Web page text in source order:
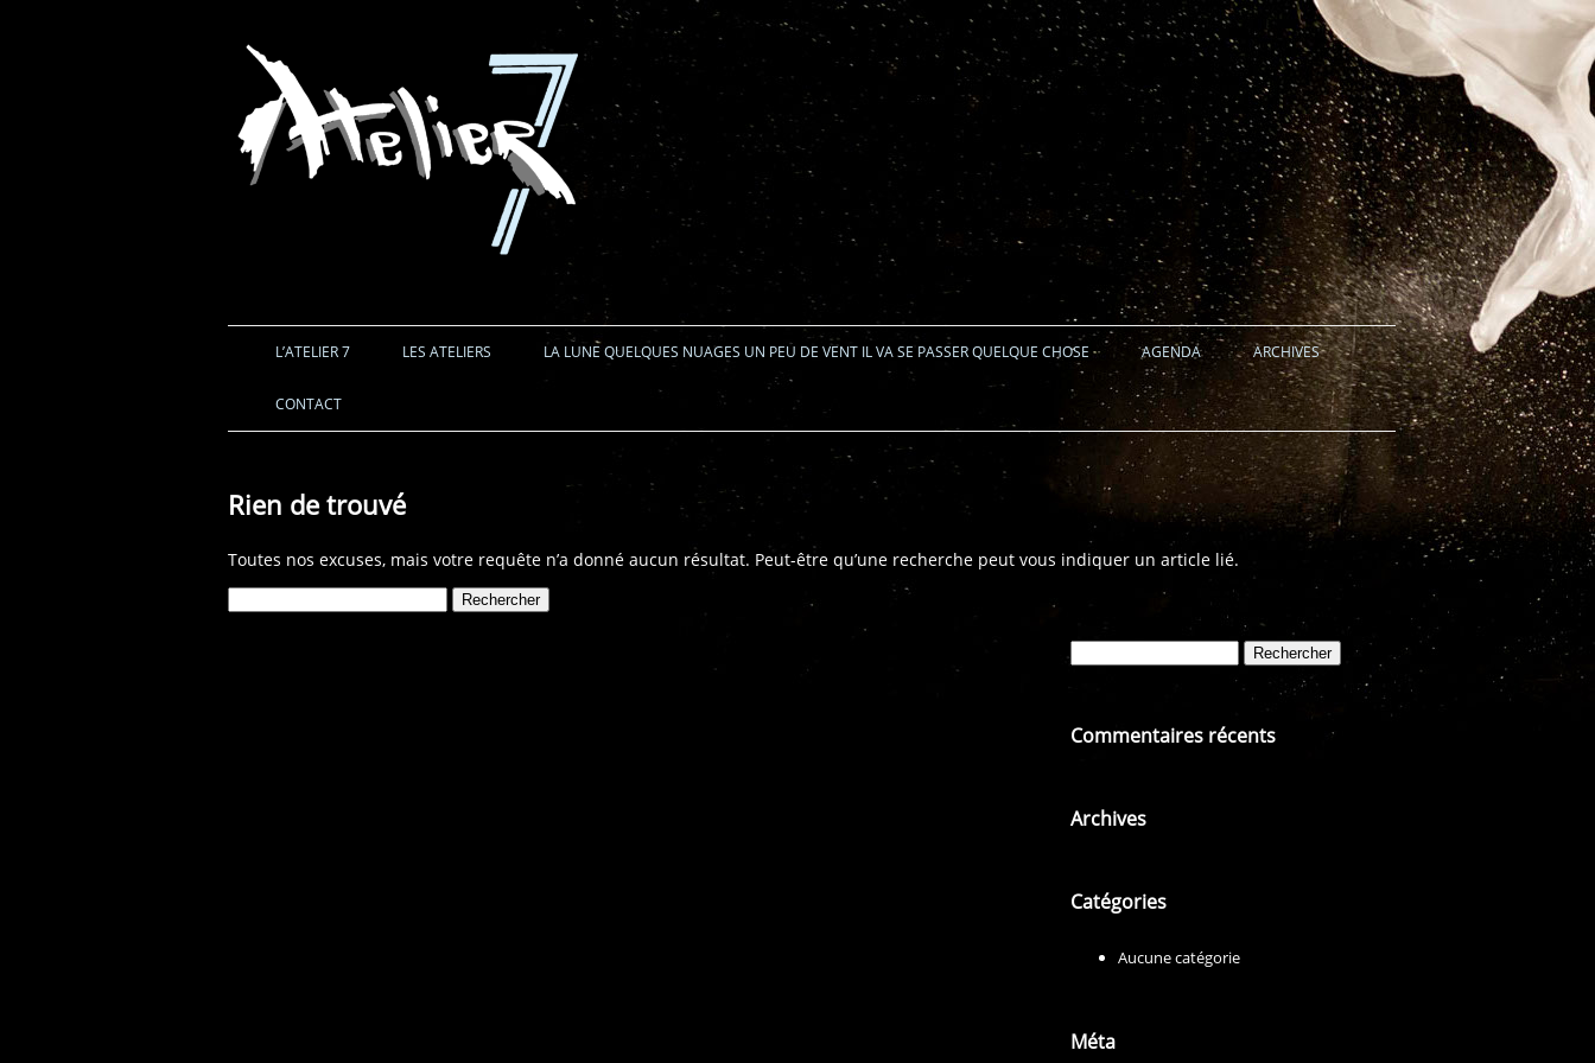
Aller au contenu
L’ATELIER 7 LES ATELIERS LA LUNE QUELQUES NUAGES UN PEU DE VENT IL VA SE PASSER QUELQUE CHOSE AGENDA ARCHIVES
CONTACT
Rien de trouvé
Toutes nos excuses, mais votre requête n’a donné aucun résultat. Peut-être qu’une recherche peut vous indiquer un article lié.
Commentaires récents
Archives
Catégories
Aucune catégorie
Méta